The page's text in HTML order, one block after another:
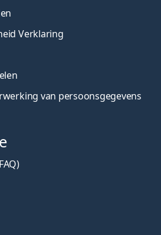
Verklaring
van persoonsgegevens